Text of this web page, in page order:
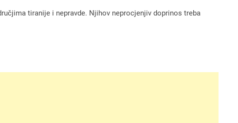
tiranije i nepravde. Njihov neprocjenjiv doprinos treba